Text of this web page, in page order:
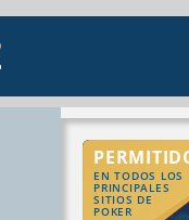
EN TODOS LOS
PRINCIPALES
SITIOS DE
POKER